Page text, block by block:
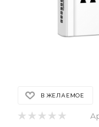
В ЖЕЛАЕМОЕ